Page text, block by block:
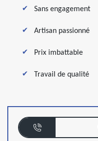
Sans engagement
Artisan passionné
Prix imbattable
Travail de qualité